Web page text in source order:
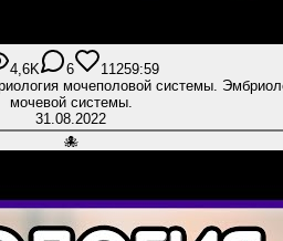
4,6K 6 11259:59
мочеполовой системы.
мочевой системы.
31.08.2022
🐙